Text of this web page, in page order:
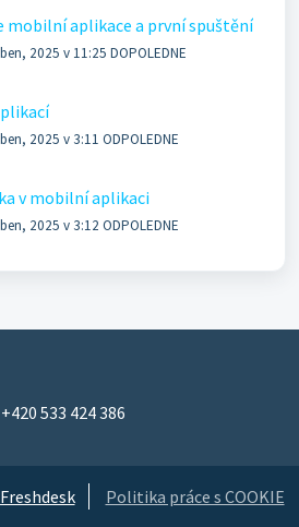
mobilní aplikace a první spuštění
2025 v 11:25 DOPOLEDNE
2025 v 3:11 ODPOLEDNE
v mobilní aplikaci
2025 v 3:12 ODPOLEDNE
+420 533 424 386
Freshdesk Politika práce s COOKIE